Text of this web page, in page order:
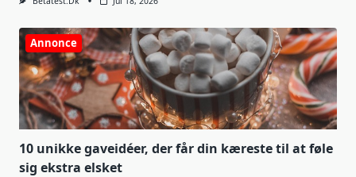
Annonce
10 unikke gaveidéer, der får din kæreste til at føle
sig ekstra elsket